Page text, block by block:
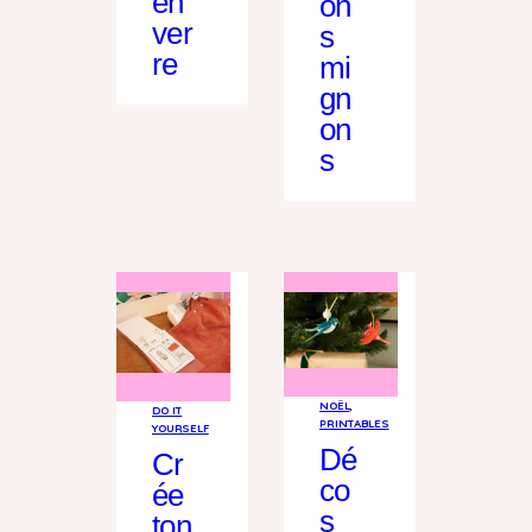
ver
re
s
mi
gn
on
s
DO IT
YOURSELF
Cr
ée
NOËL
PRINTABLES
Dé
co
s